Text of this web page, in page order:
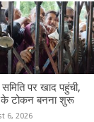
पर खाद पहुंची,
के टोकन बनना शुरू
6, 2026